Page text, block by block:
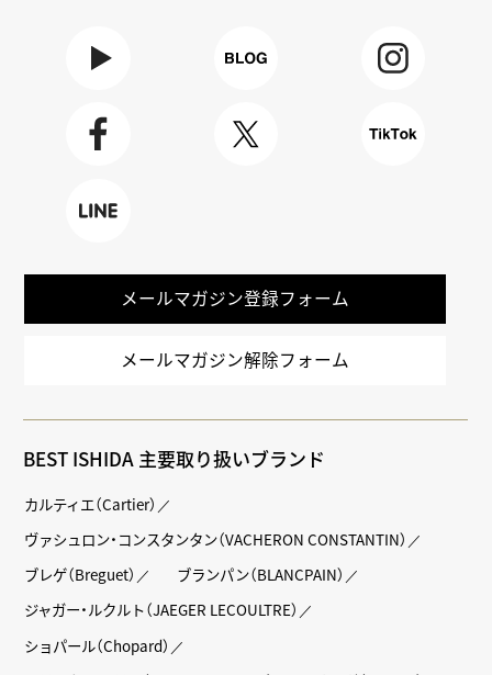
メールマガジン登録フォーム
メールマガジン解除フォーム
BEST ISHIDA 主要取り扱いブランド
カルティエ（Cartier）
ヴァシュロン・コンスタンタン（VACHERON CONSTANTIN）
ブレゲ（Breguet）
ブランパン（BLANCPAIN）
ジャガー・ルクルト（JAEGER LECOULTRE）
ショパール（Chopard）